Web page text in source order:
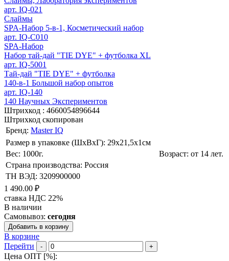
арт. IQ-021
Слаймы
SPA-Набор 5-в-1, Косметический набор
арт. IQ-С010
SPA-Набор
Набор тай-дай "TIE DYE" + футболка XL
арт. IQ-5001
Тай-дай "TIE DYE" + футболка
140-в-1 Большой набор опытов
арт. IQ-140
140 Научных Экспериментов
Штрихкод : 4660054896644
Штрихкод скопирован
Бренд: Master IQ
Размер в упаковке (ШхВxГ): 29х21,5х1cм
Вес: 1000г.
Возраст: от 14 лет.
Страна производства: Россия
ТН ВЭД: 3209900000
1 490.00 ₽
ставка НДС 22%
В наличии
Самовывоз: сегодня
Добавить в корзину
В корзине
Перейти
- +
Цена ОПТ [%]: